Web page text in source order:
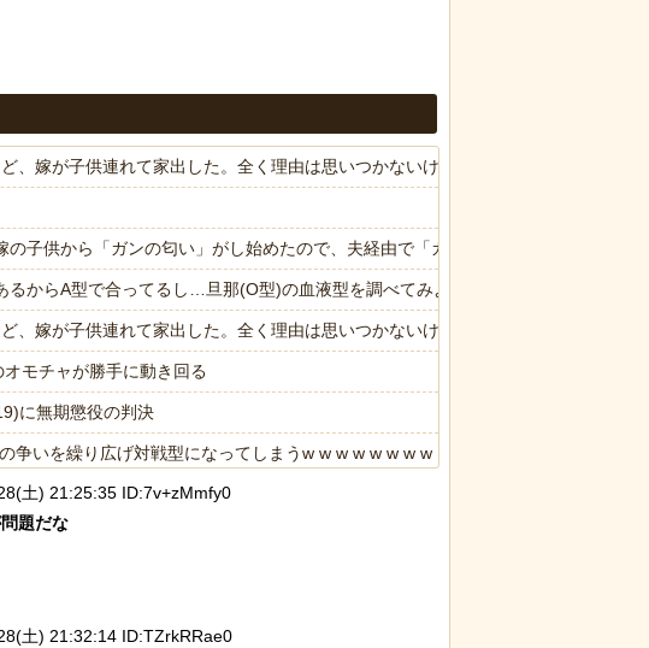
、嫁が子供連れて家出した。全く理由は思いつかないけど強いてあげるとすれば
子供から「ガンの匂い」がし始めたので、夫経由で「ガンではないか」と伝えた
るからA型で合ってるし…旦那(O型)の血液型を調べてみよう」→ 結果・・・
、嫁が子供連れて家出した。全く理由は思いつかないけど強いてあげるとすれば
モチャが勝手に動き回る
に無期懲役の判決
争いを繰り広げ対戦型になってしまうw w w w w w w w
2年で20.7ポイント増、東大調査「若い世代ほど増加」
愕した極限の中の日本人の姿に世界が衝撃
土) 21:25:35 ID:7v+zMmfy0
題だな
土) 21:32:14 ID:TZrkRRae0